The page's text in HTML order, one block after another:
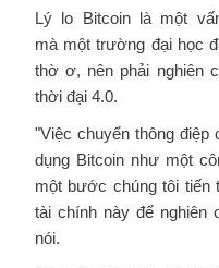
Lý lo Bitcoin là một
mà một trường đại học
thờ ơ, nên phải nghiên
thời đại 4.0.
"Việc chuyển thông
dụng Bitcoin như một
một bước chúng tôi tiến
tài chính này để nghiên
nói.